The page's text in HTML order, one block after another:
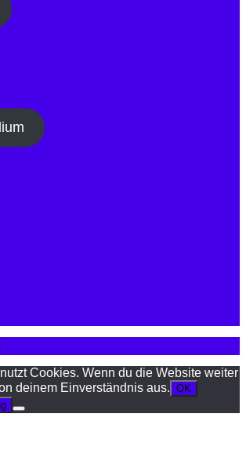
Cookies. Wenn du die Website weiter
deinem Einverständnis aus. OK